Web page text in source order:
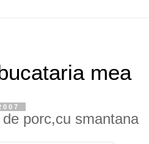
mea
porc,cu smantana